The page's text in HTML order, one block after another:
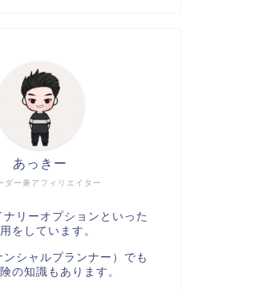
ダー兼アフィリエイター
あっきー
ナリーオプションといった
をしています。
ンシャルプランナー）でも
の知識もあります。